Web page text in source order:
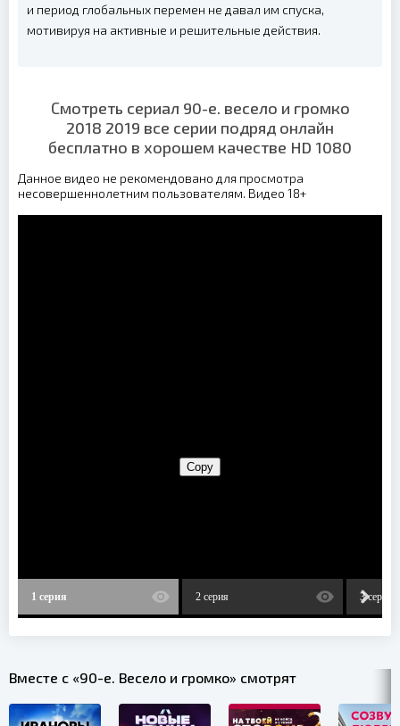
и период глобальных перемен не давал им спуска,
мотивируя на активные и решительные действия.
Смотреть сериал 90-е. весело и громко
2018 2019 все серии подряд онлайн
бесплатно в хорошем качестве HD 1080
Данное видео не рекомендовано для просмотра
несовершеннолетним пользователям. Видео 18+
1 серия 2 серия 3 серия
Вместе с «90-е. Весело и громко» смотрят